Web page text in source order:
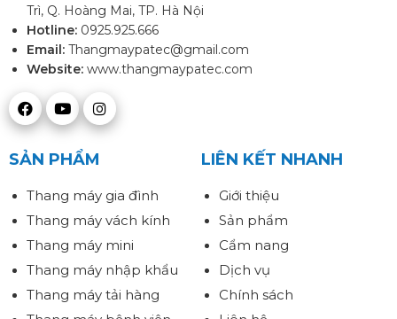
Trì, Q. Hoàng Mai, TP. Hà Nội
Hotline: 0925.925.666
Email: Thangmaypatec@gmail.com
Website: www.thangmaypatec.com
SẢN PHẨM
Thang máy gia đình
Thang máy vách kính
Thang máy mini
Thang máy nhập khẩu
Thang máy tải hàng
LIÊN KẾT NHANH
Giới thiệu
Sản phẩm
Cẩm nang
Dịch vụ
Chính sách